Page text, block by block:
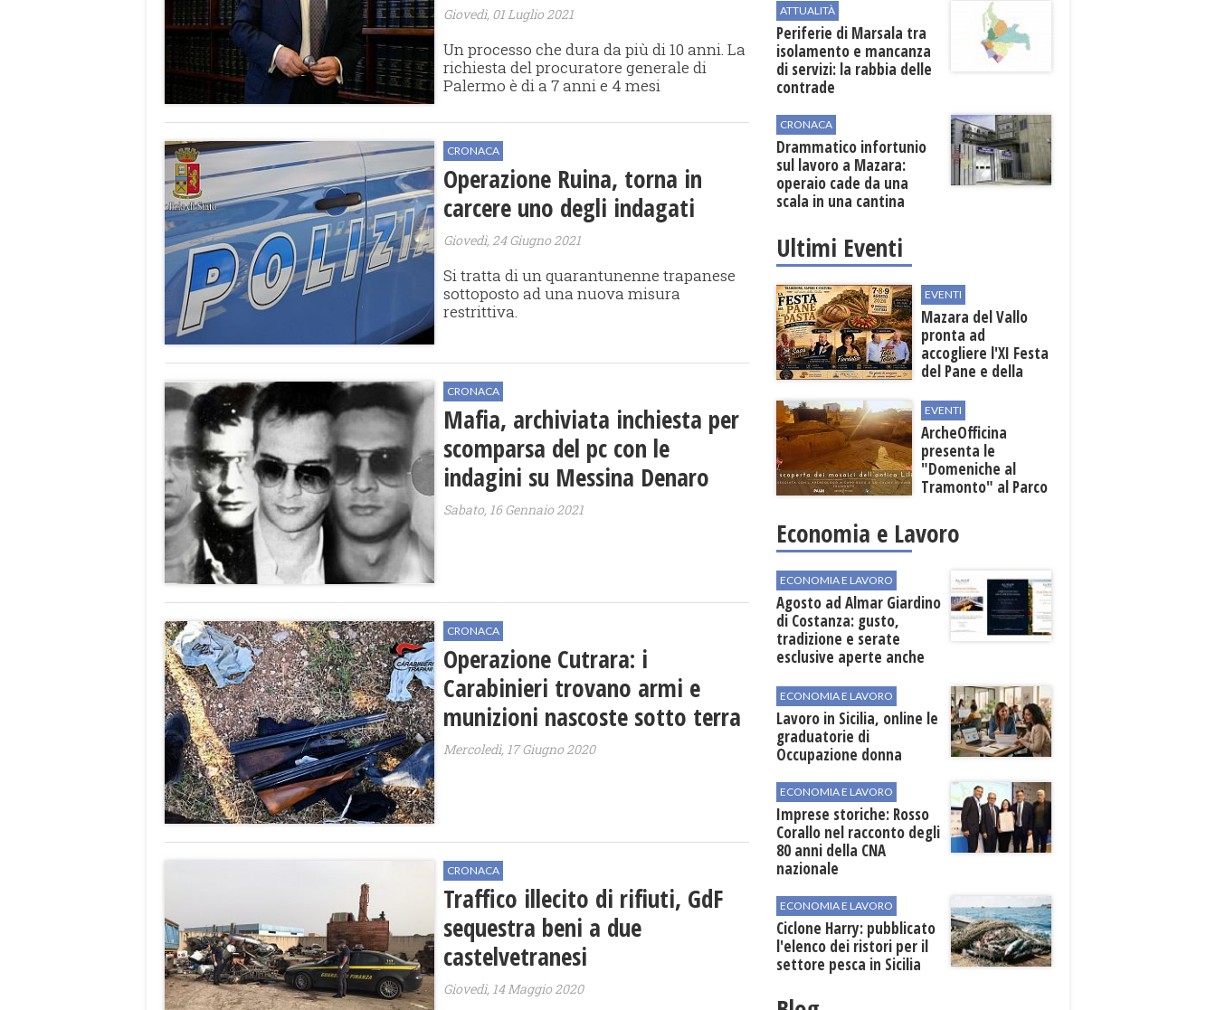
Giovedì, 01 Luglio 2021
Un processo che dura da più di 10 anni. La
richiesta del procuratore generale di
Palermo è di a 7 anni e 4 mesi
CRONACA
Operazione Ruina, torna in
carcere uno degli indagati
Giovedì, 24 Giugno 2021
Si tratta di un quarantunenne trapanese
sottoposto ad una nuova misura
restrittiva.
CRONACA
Mafia, archiviata inchiesta per
scomparsa del pc con le
indagini su Messina Denaro
Sabato, 16 Gennaio 2021
CRONACA
Operazione Cutrara: i
Carabinieri trovano armi e
munizioni nascoste sotto terra
Mercoledì, 17 Giugno 2020
CRONACA
Traffico illecito di rifiuti, GdF
sequestra beni a due
castelvetranesi
Giovedì, 14 Maggio 2020
ATTUALITÀ
Periferie di Marsala tra
isolamento e mancanza
di servizi: la rabbia delle
contrade
CRONACA
Drammatico infortunio
sul lavoro a Mazara:
operaio cade da una
scala in una cantina
Ultimi Eventi
EVENTI
Mazara del Vallo
pronta ad
accogliere l'XI Festa
del Pane e della
EVENTI
ArcheOfficina
presenta le
"Domeniche al
Tramonto" al Parco
Economia e Lavoro
ECONOMIA E LAVORO
Agosto ad Almar Giardino
di Costanza: gusto,
tradizione e serate
esclusive aperte anche
ECONOMIA E LAVORO
Lavoro in Sicilia, online le
graduatorie di
Occupazione donna
ECONOMIA E LAVORO
Imprese storiche: Rosso
Corallo nel racconto degli
80 anni della CNA
nazionale
ECONOMIA E LAVORO
Ciclone Harry: pubblicato
l'elenco dei ristori per il
settore pesca in Sicilia